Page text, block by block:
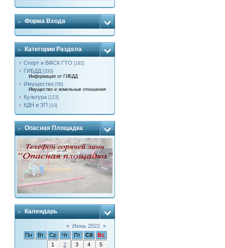
Форма Входа
Категории Раздела
Спорт и ВФСК ГТО [192]
ГИБДД [330]
Информация от ГИБДД
Имущество [58]
Имущество и земельные отношения
Культура [123]
КДН и ЗП [10]
Опасная Площадка
Календарь
« Июнь 2022 »
Пн
Вт Ср Чт Пт Сб
Вс
1
2 3 4
5